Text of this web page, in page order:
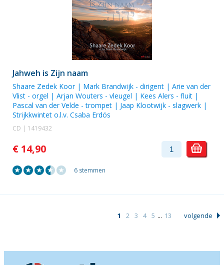
Jahweh is Zijn naam
Shaare Zedek Koor | Mark Brandwijk - dirigent | Arie van der
Vlist - orgel | Arjan Wouters - vleugel | Kees Alers - fluit |
Pascal van der Velde - trompet | Jaap Klootwijk - slagwerk |
Strijkkwintet o.l.v. Csaba Erdös
CD | 1419432
€ 14,90
6 stemmen
1 2 3 4 5 ... 13 volgende